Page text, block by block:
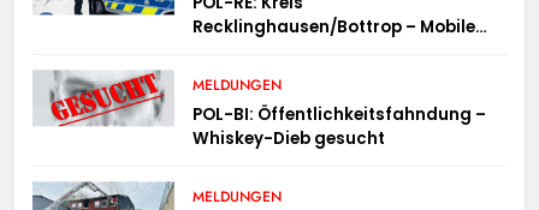
Recklinghausen/Bottrop – Mobile
„PräsenzPlus“
MELDUNGEN
POL-BI: Öffentlichkeitsfahndung –
Whiskey-Dieb gesucht
MELDUNGEN